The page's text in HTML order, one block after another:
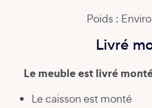
Poids :
Livré
Le meuble est livré
Le caisson est monté